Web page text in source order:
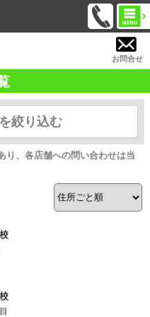
お問合せ
絞り込む
り、各店舗への問い合わせは当